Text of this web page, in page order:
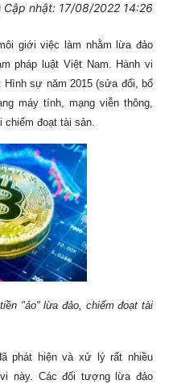
Cập nhật: 17/08/2022 14:26
giới việc làm nhằm lừa đảo
pháp luật Việt Nam. Hành vi
sự năm 2015 (sửa đổi, bổ
máy tính, mạng viễn thông,
đoạt tài sản.
"ảo" lừa đảo, chiếm đoạt tài
phát hiện và xử lý rất nhiều
này. Các đối tượng lừa đảo